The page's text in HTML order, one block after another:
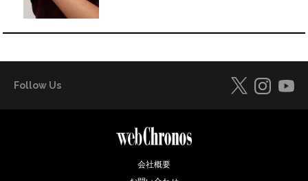
Follow Us
会社概要